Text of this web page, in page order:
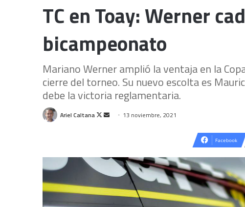
TC en Toay: Werner
bicampeonato
Mariano Werner amplió la ventaja en la
cierre del torneo. Su nuevo escolta es
debe la victoria reglamentaria.
Ariel Caltana
Follow
Send 13 noviembre, 2021
Facebook